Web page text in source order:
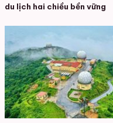
du lịch hai chiều bền vững